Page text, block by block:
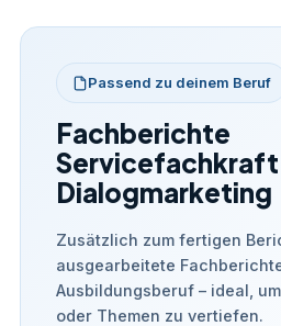
Passend zu deinem Beruf
Fachberichte
Servicefachkraft
Dialogmarketing
Zusätzlich zum fertigen
ausgearbeitete
Ausbildungsberuf – ideal,
oder Themen zu vertiefen.